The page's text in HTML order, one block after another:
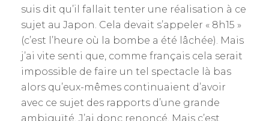
suis dit qu’il fallait tenter une réalisation à ce
sujet au Japon. Cela devait s’appeler « 8h15 »
(c’est l’heure où la bombe a été lâchée). Mais
j’ai vite senti que, comme français cela serait
impossible de faire un tel spectacle là bas
alors qu’eux-mêmes continuaient d’avoir
avec ce sujet des rapports d’une grande
ambiguïté. J’ai donc renoncé. Mais c’est